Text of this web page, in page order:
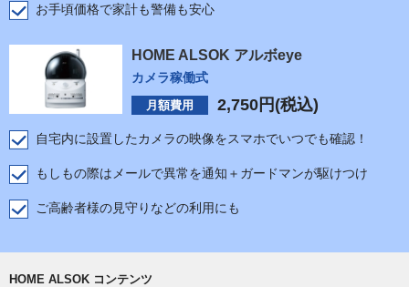
お手頃価格で家計も警備も安心
HOME ALSOK アルボeye
カメラ稼働式
月額費用 2,750 円(税込)
自宅内に設置したカメラの映像をスマホでいつでも確認！
もしもの際はメールで異常を通知＋ガードマンが駆けつけ
ご高齢者様の見守りなどの利用にも
HOME ALSOK コンテンツ